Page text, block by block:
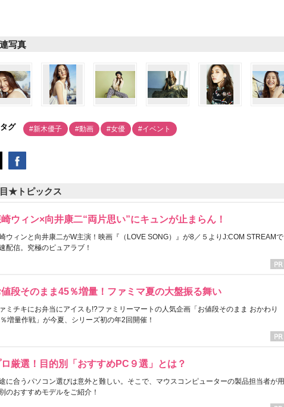
写真
タグ #新木優子 #動画 #女優 #イベント
★トピックス
ウィン×向井康二“両片思い”にキュンが止まらん！
ウィンと向井康二がW主演！映画『（LOVE SONG）』が8／５よりJ:COM STREAMで
配信。究極のピュアラブ！
値段そのまま45％増量！ファミマ夏の大盤振る舞い
ミチキにお弁当にアイスも!?ファミリーマートの人気企画「お値段そのまま おかわり
増量作戦」が今夏、シリーズ初の年2回開催！
ロ厳選！目的別「おすすめPC９選」とは？
に合うパソコン選びは意外と難しい。そこで、マウスコンピューターの製品担当者が用
のおすすめモデルをご紹介！